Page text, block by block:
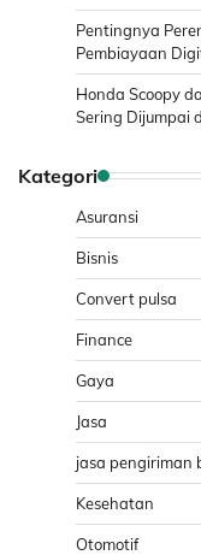
Pentingnya
Pembiayaan
Honda Scoopy
Sering Dijumpai
Kategori
Asuransi
Bisnis
Convert pulsa
Finance
Gaya
Jasa
jasa pengiriman
Kesehatan
Otomotif